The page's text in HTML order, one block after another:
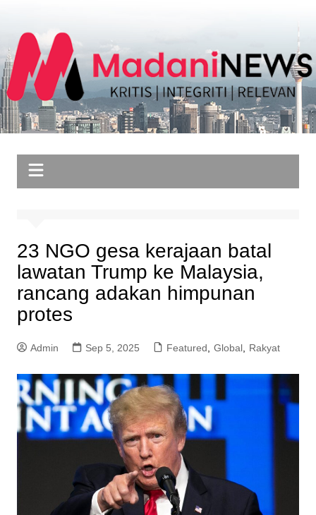
content
23 NGO gesa kerajaan batal
lawatan Trump ke Malaysia,
rancang adakan himpunan
protes
Admin Sep 5, 2025 Featured, Global, Rakyat